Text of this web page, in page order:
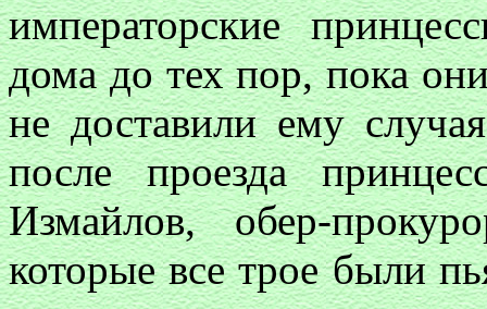
императорские
дома до тех пор, пока
не доставили ему
после проезда
Измайлов, обер-
которые все трое были